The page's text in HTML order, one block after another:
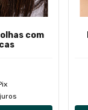
com